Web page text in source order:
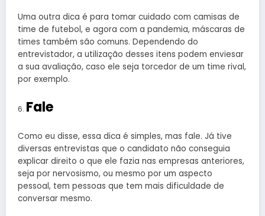
Uma outra dica é para tomar cuidado com camisas de
time de futebol, e agora com a pandemia, máscaras de
times também são comuns. Dependendo do
entrevistador, a utilização desses itens podem enviesar
a sua avaliação, caso ele seja torcedor de um time rival,
por exemplo.
Fale
Como eu disse, essa dica é simples, mas fale. Já tive
diversas entrevistas que o candidato não conseguia
explicar direito o que ele fazia nas empresas anteriores,
seja por nervosismo, ou mesmo por um aspecto
pessoal, tem pessoas que tem mais dificuldade de
conversar mesmo.